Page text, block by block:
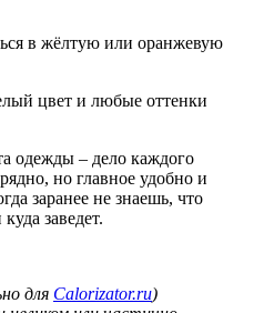
в жёлтую или оранжевую
цвет и любые оттенки
одежды – дело каждого
но главное удобно и
заранее не знаешь, что
заведет.
для Calorizator.ru)